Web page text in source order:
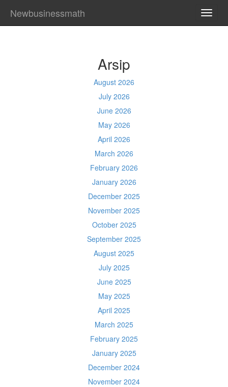
Newbusinessmath
Arsip
August 2026
July 2026
June 2026
May 2026
April 2026
March 2026
February 2026
January 2026
December 2025
November 2025
October 2025
September 2025
August 2025
July 2025
June 2025
May 2025
April 2025
March 2025
February 2025
January 2025
December 2024
November 2024